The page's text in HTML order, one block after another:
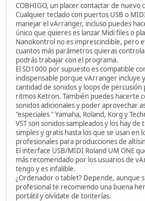
COBHIGO, un placer contactar de nuevo
Cualquier teclado con puertos USB o
manejar el vArranger, incluso puedes
único que quieres es lanzar Midi files o
Nanokontrol no es imprescindible, pero
cuantos más parámetros quieras
podrás trabajar con el programa.
El SD1000 por supuesto es compatible
indispensable porque vArranger incluye
cantidad de sonidos y loops de
ritmos Ketron. También puedes hacerte
sonidos adicionales y poder aprovechar
"especiales " Yamaha, Roland, Korg y
VST son sonidos sampleados y los hay de
simples y gratis hasta los que se usan en
profesionales para producciones de
El interface USB/MIDI Roland UM ONE
más recomendado por los usuarios de
tengo y es infalible.
¿Ordenador o tablet? Depende, aunque
profesional te recomiendo una buena
portátil y olvídate de tonterías.